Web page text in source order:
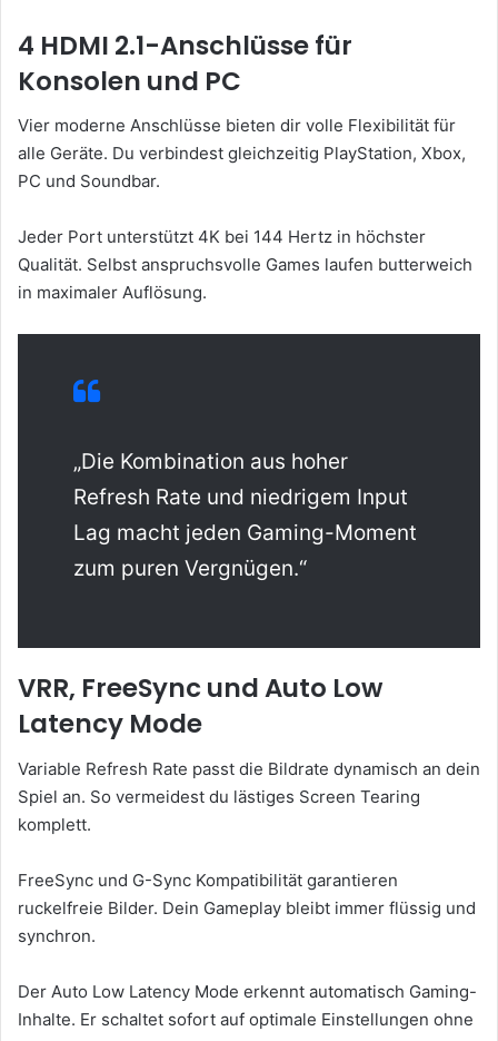
4 HDMI 2.1-Anschlüsse für
Konsolen und PC
Vier moderne Anschlüsse bieten dir volle Flexibilität für
alle Geräte. Du verbindest gleichzeitig PlayStation, Xbox,
PC und Soundbar.
Jeder Port unterstützt 4K bei 144 Hertz in höchster
Qualität. Selbst anspruchsvolle Games laufen butterweich
in maximaler Auflösung.
„Die Kombination aus hoher
Refresh Rate und niedrigem Input
Lag macht jeden Gaming-Moment
zum puren Vergnügen.“
VRR, FreeSync und Auto Low
Latency Mode
Variable Refresh Rate passt die Bildrate dynamisch an dein
Spiel an. So vermeidest du lästiges Screen Tearing
komplett.
FreeSync und G-Sync Kompatibilität garantieren
ruckelfreie Bilder. Dein Gameplay bleibt immer flüssig und
synchron.
Der Auto Low Latency Mode erkennt automatisch Gaming-
Inhalte. Er schaltet sofort auf optimale Einstellungen ohne